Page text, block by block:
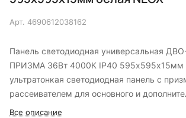
Арт. 4690612038162
Панель светодиодная универсальная
ПРИЗМА 36Вт 4000К IP40 595х595х15мм
ультратонкая светодиодная панель с
рассеивателем для основного и
освещения в офисах, торговых залах,
Все описание